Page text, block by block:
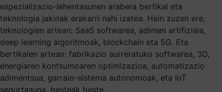
espezializazio-lehentasunen arabera bertikal eta
teknologia jakinak erakarri nahi izatea. Hain zuzen ere,
teknologien artean: SaaS softwarea, adimen artifiziala,
deep learning algoritmoak, blockchain eta 5G. Eta
bertikalen artean: fabrikazio aurreratuko softwarea, 3D,
energiaren kontsumoaren optimizazioa, automatizazio
adimentsua, garraio-sistema autonomoak, eta IoT
segurtasuna, besteak beste.